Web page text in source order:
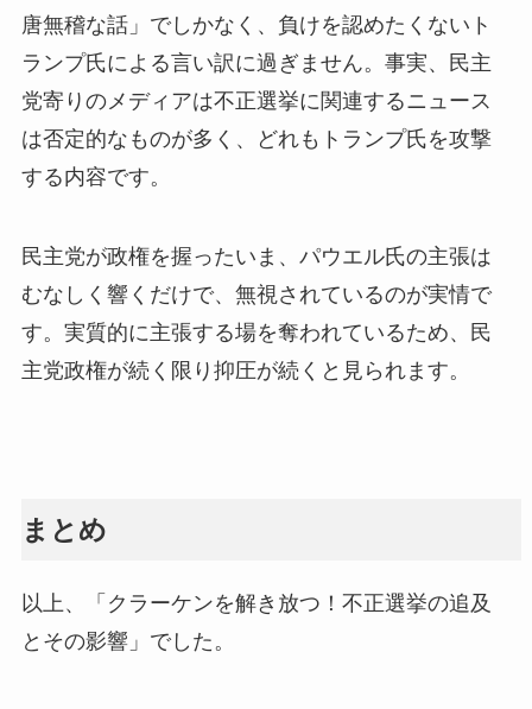
唐無稽な話」でしかなく、負けを認めたくないト
ランプ氏による言い訳に過ぎません。事実、民主
党寄りのメディアは不正選挙に関連するニュース
は否定的なものが多く、どれもトランプ氏を攻撃
する内容です。
民主党が政権を握ったいま、パウエル氏の主張は
むなしく響くだけで、無視されているのが実情で
す。実質的に主張する場を奪われているため、民
主党政権が続く限り抑圧が続くと見られます。
まとめ
以上、「クラーケンを解き放つ！不正選挙の追及
とその影響」でした。